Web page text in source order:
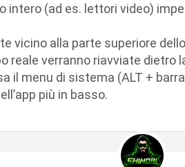
intero (ad es. lettori video)
vicino alla parte superiore
reale verranno riavviate dietro
il menu di sistema (ALT +
più in basso.